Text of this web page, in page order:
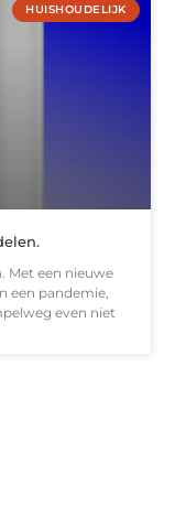
HUISHOUDELIJK
Met een nieuwe
een pandemie,
even niet